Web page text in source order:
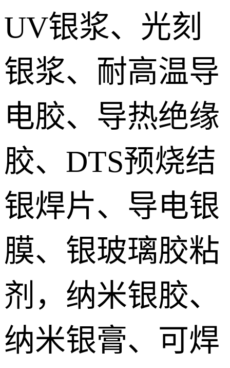
UV银浆、光刻
银浆、耐高温导
电胶、导热绝缘
胶、DTS预烧结
银焊片、导电银
膜、银玻璃胶粘
剂，纳米银胶、
纳米银膏、可焊